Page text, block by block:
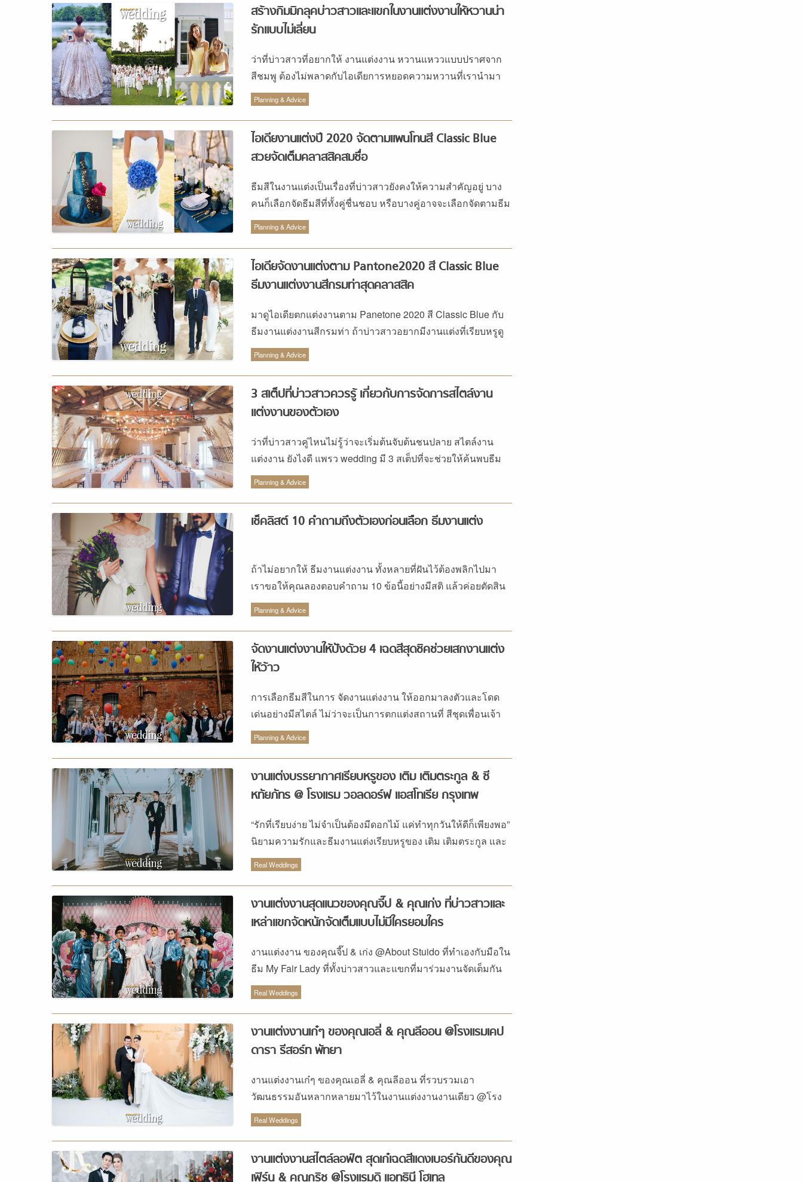
สร้างกิมมิกลุคบ่าวสาวและแขกในงานแต่งงานให้หวานน่า
รักแบบไม่เลี่ยน
ว่าที่บ่าวสาวที่อยากให้ งานแต่งงาน หวานแหววแบบปราศจาก
สีชมพู ต้องไม่พลาดกับไอเดียการหยอดความหวานที่เรานำมา
ฝาก แถมมีมาให้ครบทั้งเจ้าของงานและแขกด้วย
Planning & Advice
ไอเดียงานแต่งปี 2020 จัดตามแพนโทนสี Classic Blue
สวยจัดเต็มคลาสสิคสมชื่อ
ธีมสีในงานแต่งเป็นเรื่องที่บ่าวสาวยังคงให้ความสำคัญอยู่ บาง
คนก็เลือกจัดธีมสีที่ทั้งคู่ชื่นชอบ หรือบางคู่อาจจะเลือกจัดตามธีม
สีมงคล แต่สำหรับบ่าวสาวคู่ไหนที่ยังไม่มีไอเดียว่าจะจัดงาน
แต่งงานธีมสีอะไรดี แพรวเวดดิ้งขอแนะนำให้จัดตามสีแพนโทน
ของปี 2020 ไปเลยจ้า ซึ่งปีนี้เป็นสีสุดคลาสสิคอย่างสี Classic
Blue ที่ให้ความรู้สึกสงบ ให้ความรู้สึกสันติ มีความมั่นคง และ
เข้าถึงง่าย ที่สำคัญสีคลาสสิค บลูสีนี้ยังเป็นสีที่เวิร์กสำหรับงาน
แต่งงาน เพราะเป็นสีที่มีความสวยงาม หรูหรา และเรียบง่ายใน
เวลาเดียวกัน และนี่คือ ไอเดียงานแต่ง ปี 2020 ที่มีดีเทลของสี
Classic Blue สีแพนโทนที่ให้ความสวยงามแบบคลาสสิคสมชื่อ
นิยมใส่เพชรอยู่แล้วก็เข้าทาง เพราะแหวนแต่งงานประอัญมณี
สีน้ำเงินเป็นอีกหนึ่งตัวเลือกที่เก๋ไม่หยอก สำหรับไอเดียแหวน
หมั้นหรือแหวนแต่งงาน อย่างเช่น แหวนประดับไพลิน ซึ่งเป็นแร่
สีน้ำเงินเข้ม และเป็นอัญมณีที่สามารถนำมาทำแหวนแต่งงานได้
หลากหลายทรง ซึ่งหากเจ้าสาวคนไหนอยากได้อัญมณีสีนี้มาทำ
เรือนทองคำขาว เพราะจะช่วยดึงสีน้ำเงินออกมาให้ดูแจ่มว้าวยิ่ง
ขึ้น และสำหรับเจ้าสาวสายมูบอกเลยว่าต้องโดนเพราะไพลินเป็น
อัญมณีประจำราศีกันต์ และยังเป็นอัญมณีประจำตัวผู้ที่เกิดวัน
ประดับไพลินก็อย่างเช่น เคต มิดเดิลตัน ที่สวมแหวนประดับไพลิน
ทรงไข่ น้ำหนัก 18 กะรัต ล้อมรอบด้วยเพชรอีก 14 […]
Planning & Advice
ไอเดียจัดงานแต่งตาม Pantone2020 สี Classic Blue
ธีมงานแต่งงานสีกรมท่าสุดคลาสสิค
มาดูไอเดียตกแต่งงานตาม Panetone 2020 สี Classic Blue กับ
ธีมงานแต่งงานสีกรมท่า ถ้าบ่าวสาวอยากมีงานแต่งที่เรียบหรูดู
แพงต้องทำตาม อย่ารอช้ามาดูกัน
Planning & Advice
3 สเต็ปที่บ่าวสาวควรรู้ เกี่ยวกับการจัดการสไตล์งาน
แต่งงานของตัวเอง
ว่าที่บ่าวสาวคู่ไหนไม่รู้ว่าจะเริ่มต้นจับต้นชนปลาย สไตล์งาน
แต่งงาน ยังไงดี แพรว wedding มี 3 สเต็ปที่จะช่วยให้ค้นพบธีม
งานแต่งงานของตัวเองได้มาฝาก
Planning & Advice
เช็คลิสต์ 10 คำถามถึงตัวเองก่อนเลือก ธีมงานแต่ง
ถ้าไม่อยากให้ ธีมงานแต่งงาน ทั้งหลายที่ฝันไว้ต้องพลิกไปมา
เราขอให้คุณลองตอบคำถาม 10 ข้อนี้อย่างมีสติ แล้วค่อยตัดสิน
ใจเลือกธีมงาน
Planning & Advice
จัดงานแต่งงานให้ปังด้วย 4 เฉดสีสุดชิคช่วยเสกงานแต่ง
ให้ว้าว
การเลือกธีมสีในการ จัดงานแต่งงาน ให้ออกมาลงตัวและโดด
เด่นอย่างมีสไตล์ ไม่ว่าจะเป็นการตกแต่งสถานที่ สีชุดเพื่อนเจ้า
สาว การ์ด ดอกไม้ รวมไปถึงข้าวของเครื่องใช้และการตกแต่ง
บนโต๊ะอาหาร อาจสร้างปัญหาให้กับหลายคู่ แต่ปัญหานี้จะหมด
ร้อน ที่ให้ความรู้สึกกระปรี้กระเปร่า สดใสมีชีวิตชีวา กับโทนเย็น
ที่ให้ความรู้สึกไป ทางสงบ ผ่อนคลาย คุณๆ ควรเริ่มด้วยการ
ตามมาด้วยการจับคู่สีให้ลงตัว อาจใช้วิธีไล่โทนสีจากสีหลักให้
อ่อนลงหรือเข้มขึ้นตามความชอบ โดยอย่าลืมที่จะใช้สีโทนตรง
ข้ามเข้ามาตัดไม่ให้เกิดความเลี่ยน สิ่งสำคัญที่ควรระวังคือ อย่า
wedding มีตัวอย่างสียอดนิยมมานำเสนอเพื่อเป็นแรงบันดาลใจ
ให้คู่บ่าว – สาวนำไปปรับใช้ตามความชอบ – เรื่อง up_kamphoo
ต้นๆ สำหรับงานแต่งงาน จะเห็นได้จากชุดเพื่อนเจ้าสาว การ์ด
หรือเครื่องประดับบนตัวเจ้าบ่าวและเพื่อนเจ้าบ่าว เช่น โบไท
เป็นในร่มหรือกลางแจ้ง สีทองเข้าได้กับทุกที่ โดยเราสามารถ
ผสมโทนสีให้อ่อนลงหรือเข้มขึ้นเพื่อความสวยงามลงตัวอย่างมี
สไตล์ ยกตัวอย่าง เช่น การตกแต่งโต๊ะอาหาร อย่างการใช้เชิง
เทียนสีทองคู่กับเทียนสีขาว หรือนำริบบิ้นสีเหลืองมัสตาร์ดมาผูก
Planning & Advice
งานแต่งบรรยากาศเรียบหรูของ เติม เติมตระกูล & ซี
หทัยภัทร @ โรงแรม วอลดอร์ฟ แอสโทเรีย กรุงเทพ
“รักที่เรียบง่าย ไม่จำเป็นต้องมีดอกไม้ แค่ทำทุกวันให้ดีก็เพียงพอ”
นิยามความรักและธีมงานแต่งเรียบหรูของ เติม เติมตระกูล และ
ซี หทัยภัทร
Real Weddings
งานแต่งงานสุดแนวของคุณจี๊ป & คุณเก่ง ที่บ่าวสาวและ
เหล่าแขกจัดหนักจัดเต็มแบบไม่มีใครยอมใคร
งานแต่งงาน ของคุณจี๊ป & เก่ง @About Stuido ที่ทำเองกับมือใน
ธีม My Fair Lady ที่ทั้งบ่าวสาวและแขกที่มาร่วมงานจัดเต็มกัน
สุดๆ
Real Weddings
งานแต่งงานเก๋ๆ ของคุณเอลี่ & คุณลีออน @โรงแรมเคป
ดารา รีสอร์ท พัทยา
งานแต่งงานเก๋ๆ ของคุณเอลี่ & คุณลีออน ที่รวบรวมเอา
วัฒนธรรมอันหลากหลายมาไว้ในงานแต่งงานงานเดียว @โรง
แรมเคป ดารา รีสอร์ท พัทยา
Real Weddings
งานแต่งงานสไตล์ลอฟ์ต สุดเก๋เฉดสีแดงเบอร์กันดีของคุณ